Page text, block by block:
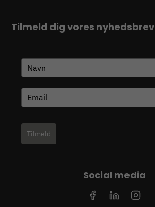
Tilmeld dig vores nyhedsbrev
Tilmeld
Social media